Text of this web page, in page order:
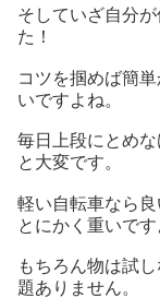
そしていざ自分
た！
コツを掴めば簡
いですよね。
毎日上段にとめ
と大変です。
軽い自転車なら
とにかく重いです
もちろん物は試
題ありません。